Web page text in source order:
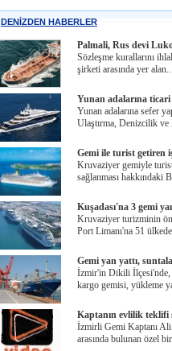
DENİZDEN HABERLER
Palmali, Rus devi
Sözleşme kurallarını
şirketi arasında yer alan...
Yunan adalarına
Yunan adalarına sefer
Ulaştırma, Denizcilik ve
Gemi ile turist getiren
Kruvaziyer gemiyle
sağlanması hakkındaki
Kuşadası'na 3 gemi
Kruvaziyer turizminin
Port Limanı'na 51
Gemi yan yattı,
İzmir'in Dikili İlçesi'nde,
kargo gemisi, yükleme
Kaptanın evlilik teklifi
İzmirli Gemi Kaptanı
arasında bulunan özel